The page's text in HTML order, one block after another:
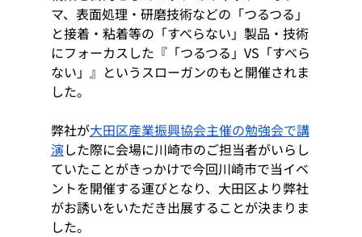
マ、表面処理・研磨技術などの「つるつる」
と接着・粘着等の「すべらない」製品・技術
にフォーカスした『「つるつる」VS「すべら
ない」』というスローガンのもと開催されま
した。
弊社が大田区産業振興協会主催の勉強会で講
演した際に会場に川崎市のご担当者がいらし
ていたことがきっかけで今回川崎市で当イベ
ントを開催する運びとなり、大田区より弊社
がお誘いをいただき出展することが決まりま
した。